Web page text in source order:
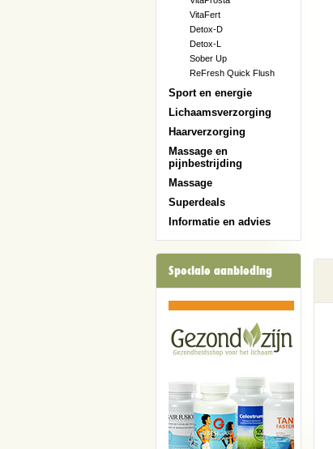
VitaFert
Detox-D
Detox-L
Sober Up
ReFresh Quick Flush
Sport en energie
Lichaamsverzorging
Haarverzorging
Massage en
pijnbestrijding
Massage
Superdeals
Informatie en advies
Speciale aanbieding